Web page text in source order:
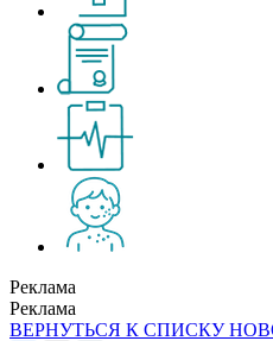
Реклама
Реклама
ВЕРНУТЬСЯ К СПИСКУ